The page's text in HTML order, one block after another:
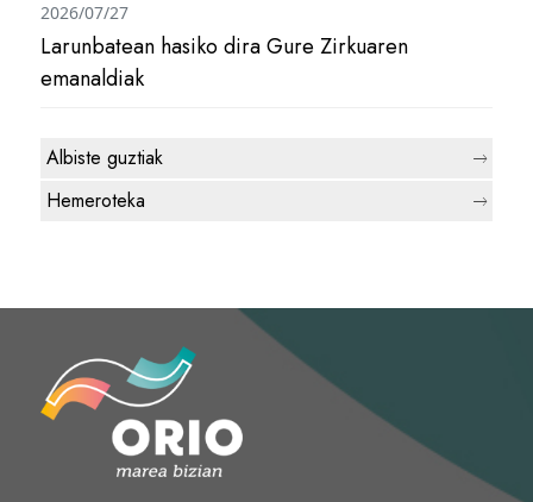
Larunbatean hasiko dira Gure Zirkuaren
emanaldiak
2026/07/27
Albiste guztiak
Hemeroteka